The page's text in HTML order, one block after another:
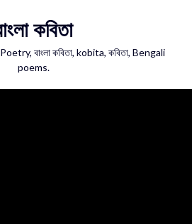
কবিতা
বাংলা কবিতা, kobita, কবিতা, Bengali
poems.